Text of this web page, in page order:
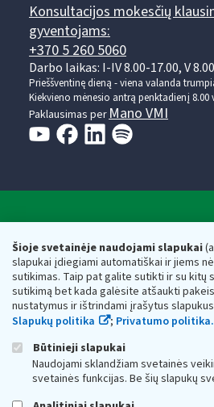
Šioje svetainėje naudojami slapukai
slapukai įdiegiami automatiškai ir jiems
sutikimas. Taip pat galite sutikti ir su kitų
sutikimą bet kada galėsite atšaukti
nustatymus ir ištrindami įrašytus
Slapukų politika
; Privatumo politika.
Būtinieji slapukai
Naudojami sklandžiam svetainės
svetainės funkcijas. Be šių slapukų
Konsultacijos mokesčių
gyventojams:
+370 5 260 5060
Darbo laikas: I-IV 8.00-17.00, V
Prieššventinę dieną - viena valanda
Kiekvieno mėnesio antrą penktadienį 8.00
Paklausimas per Mano VMI
Respublikos finansų
Biudžetinė įstaiga. Juridinio asmens
adresas: Vasario 16-osios g. 14, 01107
vmi@vmi.lt, E. pristatymo dėžutės adresas
Duomenys apie Valstybinę mokesčių
Respublikos finansų ministerijos kaupiami